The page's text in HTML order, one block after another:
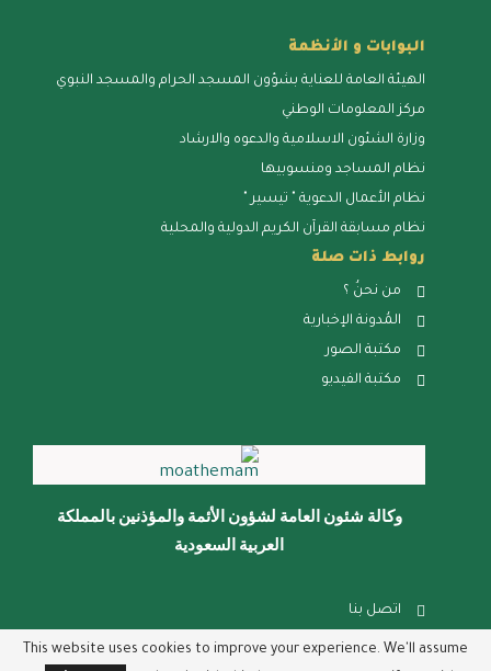
البوابات و الأنظمة
الهيئة العامة للعناية بشؤون المسجد الحرام والمسجد النبوي
مركز المعلومات الوطني
وزارة الشئون الاسلامية والدعوه والارشاد
نظام المساجد ومنسوبيها
نظام الأعمال الدعوية " تيسير "
نظام مسابقة القرآن الكريم الدولية والمحلية
روابط ذات صلة
من نحنُ ؟
المُدونة الإخبارية
مكتبة الصور
مكتبة الفيديو
وكالة شئون العامة لشؤون الأئمة والمؤذنين بالمملكة
العربية السعودية
اتصل بنا
الشكاوي والإقتراحات
This website uses cookies to improve your experience. We'll assume